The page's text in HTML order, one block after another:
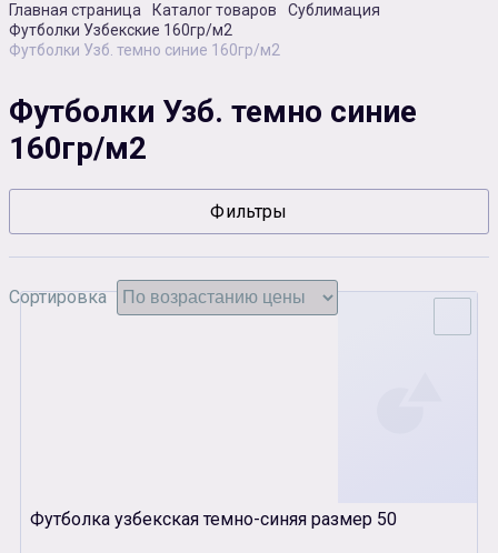
Альбомы
Батарейки Сублимация
Главная страница Каталог товаров
Сублимация
Футболки Узбекские 160гр/м2
Футболки Узб. темно синие 160гр/м2
Футболки Узб. темно синие
160гр/м2
Фильтры
Сортировка
Футболка узбекская темно-синяя размер 50